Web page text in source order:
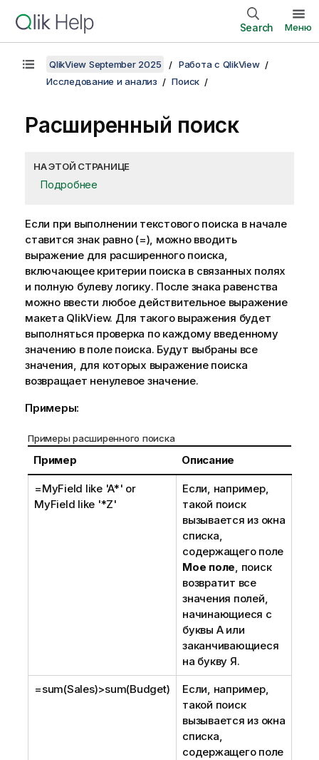
Search Меню
QlikView September 2025
Работа с QlikView
Исследование и анализ
Поиск
Расширенный поиск
НА ЭТОЙ СТРАНИЦЕ
Подробнее
Если при выполнении текстового поиска в начале
ставится знак равно (=), можно вводить
выражение для расширенного поиска,
включающее критерии поиска в связанных полях
и полную булеву логику. После знака равенства
можно ввести любое действительное выражение
макета QlikView. Для такого выражения будет
выполняться проверка по каждому введенному
значению в поле поиска. Будут выбраны все
значения, для которых выражение поиска
возвращает ненулевое значение.
Примеры:
Примеры расширенного поиска
Пример Описание
=MyField like 'A*' or
MyField like '*Z'
Если, например,
такой поиск
вызывается из окна
списка,
содержащего поле
Мое поле, поиск
возвратит все
значения полей,
начинающиеся с
буквы А или
заканчивающиеся
на букву Я.
=sum(Sales)>sum(Budget)
Если, например,
такой поиск
вызывается из окна
списка,
содержащего поле